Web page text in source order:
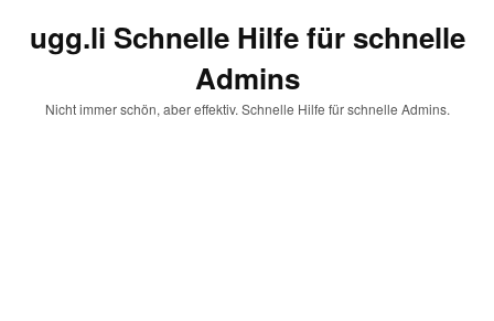
ugg.li Schnelle Hilfe für schnelle
Admins
Nicht immer schön, aber effektiv. Schnelle Hilfe für schnelle Admins.